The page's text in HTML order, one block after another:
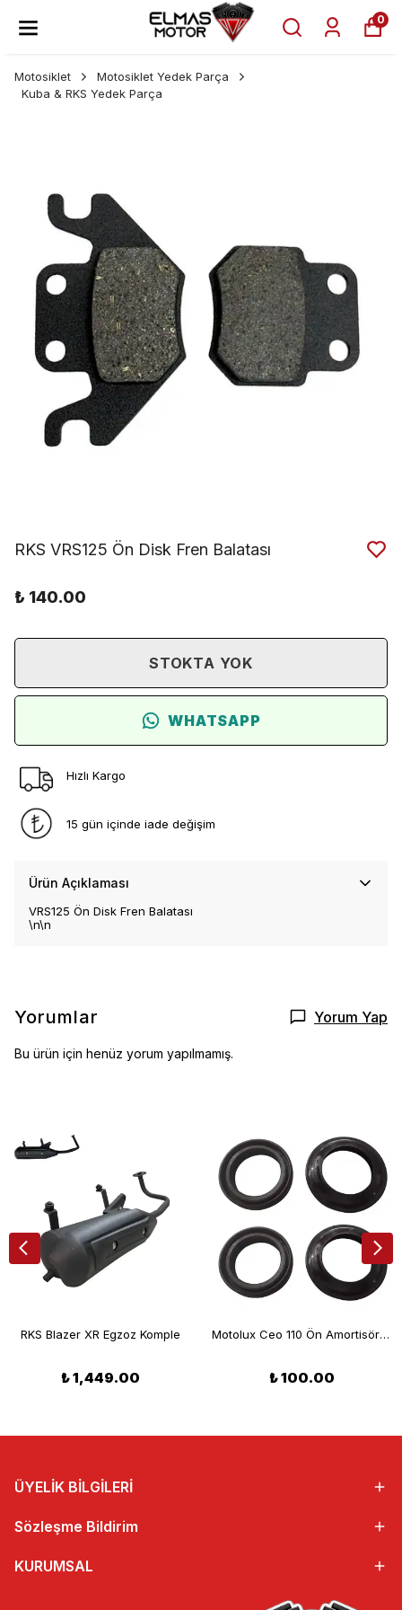
0
Motosiklet
Motosiklet Yedek Parça
Kuba & RKS Yedek Parça
RKS VRS125 Ön Disk Fren Balatası
₺ 140.00
STOKTA YOK
WHATSAPP
Hızlı Kargo
15 gün içinde iade değişim
Ürün Açıklaması
VRS125 Ön Disk Fren Balatası
\n\n
Yorumlar Yorum Yap
Bu ürün için henüz yorum yapılmamış.
RKS Blazer XR Egzoz Komple
₺ 1,449.00
Motolux Ceo 110 Ön Amortisör Keçe Takımı
₺ 100.00
ÜYELİK BİLGİLERİ
Sözleşme Bildirim
KURUMSAL